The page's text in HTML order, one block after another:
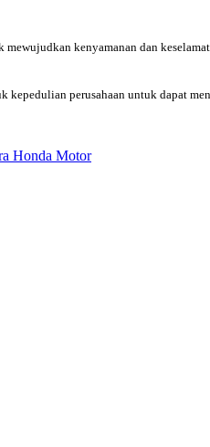
kenyamanan dan
kepedulian perusahaan untuk dapat
Honda Motor